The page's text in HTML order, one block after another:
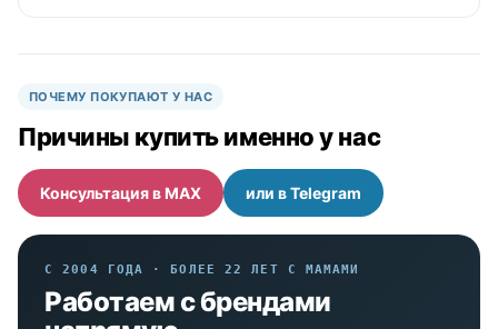
ПОЧЕМУ ПОКУПАЮТ У НАС
Причины купить именно у нас
Консультация в MAX или в Telegram
С 2004 ГОДА · БОЛЕЕ 22 ЛЕТ С МАМАМИ
Работаем с брендами